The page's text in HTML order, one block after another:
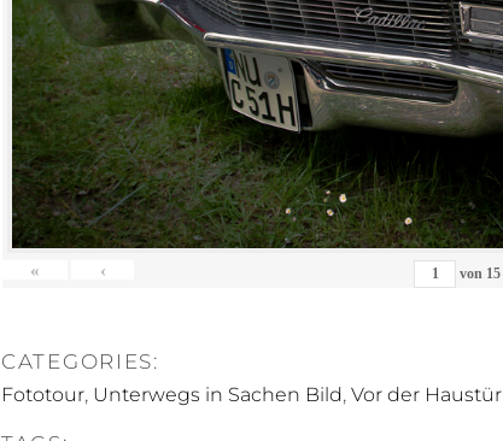
« ‹ von 15
CATEGORIES:
Fototour, Unterwegs in Sachen Bild, Vor der Haustür